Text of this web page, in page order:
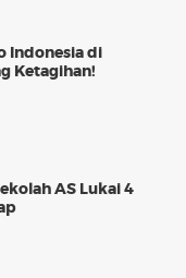
Indonesia di
Ketagihan!
AS Lukai 4